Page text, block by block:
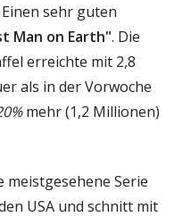
sehr guten
Man on Earth". Die
erreichte mit 2,8
als in der Vorwoche
mehr (1,2 Millionen)
meistgesehene Serie
USA und schnitt mit